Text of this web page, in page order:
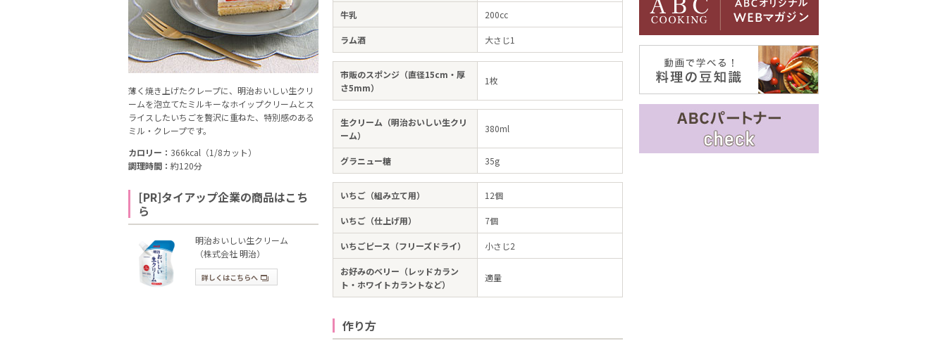
薄く焼き上げたクレープに、明治おいしい生クリ
ームを泡立てたミルキーなホイップクリームとス
ライスしたいちごを贅沢に重ねた、特別感のある
ミル・クレープです。
カロリー： 366kcal（1/8カット）
調理時間： 約120分
[PR]タイアップ企業の商品はこち
ら
明治おいしい生クリーム
（株式会社 明治）
詳しくはこちらへ
牛乳 200cc
ラム酒 大さじ1
市販のスポンジ（直径15cm・厚
さ5mm）
1枚
生クリーム（明治おいしい生クリ
ーム）
380ml
グラニュー糖 35g
いちご（組み立て用） 12個
いちご（仕上げ用） 7個
いちごピース（フリーズドライ） 小さじ2
お好みのベリー（レッドカラン
ト・ホワイトカラントなど）
適量
作り方